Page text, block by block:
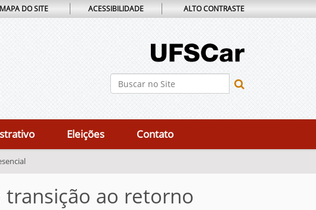
Busca
MAPA DO SITE ACESSIBILIDADE ALTO CONTRASTE
Eleições Contato
transição ao retorno